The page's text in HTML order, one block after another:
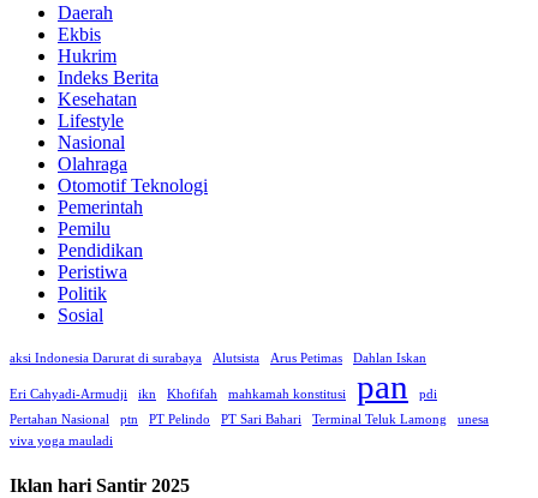
Daerah
Ekbis
Hukrim
Indeks Berita
Kesehatan
Lifestyle
Nasional
Olahraga
Otomotif Teknologi
Pemerintah
Pemilu
Pendidikan
Peristiwa
Politik
Sosial
aksi Indonesia Darurat di surabaya Alutsista Arus Petimas Dahlan Iskan
Eri Cahyadi-Armudji ikn Khofifah mahkamah konstitusi pan
pdi
Pertahan Nasional
ptn PT Pelindo PT Sari Bahari Terminal Teluk Lamong
unesa
viva yoga mauladi
Iklan hari Santir 2025